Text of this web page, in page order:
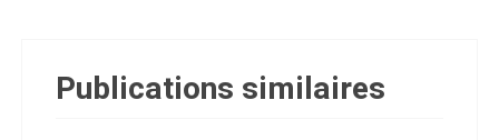
Publications similaires